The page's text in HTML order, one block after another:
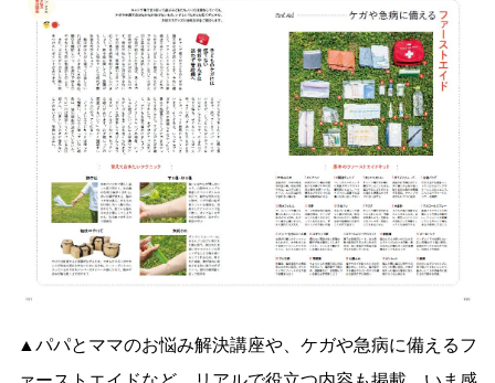
▲パパとママのお悩み解決講座や、ケガや急病に備えるフ